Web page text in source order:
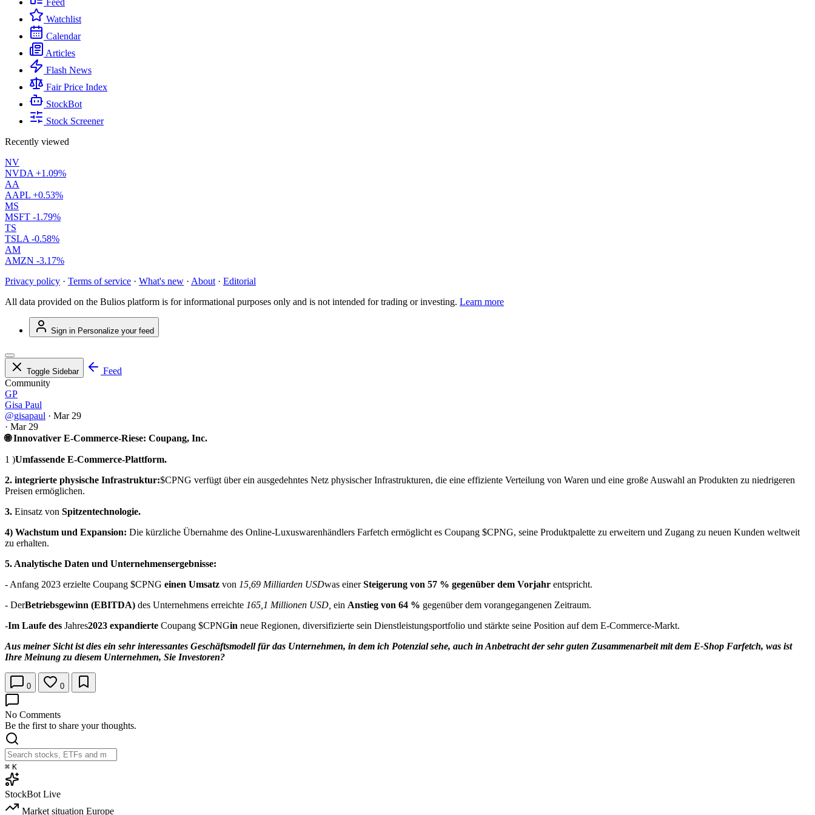
Feed
Watchlist
Calendar
Articles
Flash News
Fair Price Index
StockBot
Stock Screener
Recently viewed
NV
NVDA +1.09%
AA
AAPL +0.53%
MS
MSFT -1.79%
TS
TSLA -0.58%
AM
AMZN -3.17%
Privacy policy · Terms of service · What's new · About · Editorial
All data provided on the Bulios platform is for informational purposes only and is not intended for trading or investing. Learn more
Sign in Personalize your feed
Toggle Sidebar
Feed
Community
GP
Gisa Paul
@gisapaul · Mar 29
· Mar 29
🌐 Innovativer E-Commerce-Riese: Coupang, Inc.
1 )Umfassende E-Commerce-Plattform.
2. integrierte physische Infrastruktur:$CPNG verfügt über ein ausgedehntes Netz physischer Infrastrukturen, die eine effiziente Verteilung von Waren und eine große Auswahl an Produkten zu niedrigeren
Preisen ermöglichen.
3. Einsatz von Spitzentechnologie.
4) Wachstum und Expansion: Die kürzliche Übernahme des Online-Luxuswarenhändlers Farfetch ermöglicht es Coupang $CPNG, seine Produktpalette zu erweitern und Zugang zu neuen Kunden weltweit
zu erhalten.
5. Analytische Daten und Unternehmensergebnisse:
- Anfang 2023 erzielte Coupang $CPNG einen Umsatz von 15,69 Milliarden USDwas einerSteigerung von 57 % gegenüber dem Vorjahr entspricht.
- DerBetriebsgewinn (EBITDA) des Unternehmens erreichte 165,1 Millionen USD, ein Anstieg von 64 % gegenüber dem vorangegangenen Zeitraum.
-Im Laufe des Jahres2023 expandierte Coupang $CPNGin neue Regionen, diversifizierte sein Dienstleistungsportfolio und stärkte seine Position auf dem E-Commerce-Markt.
Aus meiner Sicht ist dies ein sehr interessantes Geschäftsmodell für das Unternehmen, in dem ich Potenzial sehe, auch in Anbetracht der sehr guten Zusammenarbeit mit dem E-Shop Farfetch, was ist
Ihre Meinung zu diesem Unternehmen, Sie Investoren?
0 0
No Comments
Be the first to share your thoughts.
⌘ K
StockBot Live
Market situation Europe